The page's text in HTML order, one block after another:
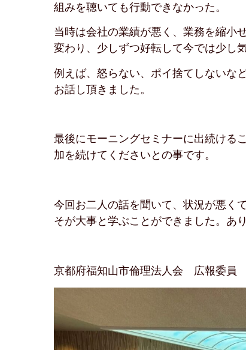
組みを聴いても行動できなかった。
当時は会社の業績が悪く、業務を縮小
変わり、少しずつ好転して今では少し
例えば、怒らない、ポイ捨てしないな
お話し頂きました。
最後にモーニングセミナーに出続ける
加を続けてくださいとの事です。
今回お二人の話を聞いて、状況が悪く
そが大事と学ぶことができました。あ
京都府福知山市倫理法人会 広報委員